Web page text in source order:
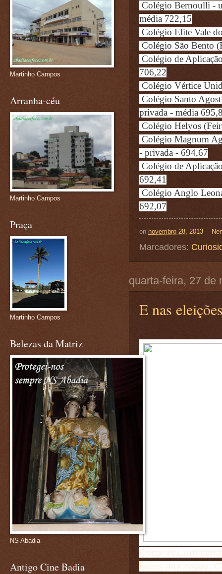
Colégio Bernoulli -
média 722,15
Colégio Elite Vale
Colégio São Bento
Colégio de
706,22
Colégio Vértice
Colégio Santo
privada - média
Colégio Helyos
Colégio Magnum
- privada - 694,67
Colégio de
692,41
Colégio Anglo
692,07
on novembro 28, 2013
Marcadores:
quarta-feira, 27 de
E nas
Certa vez um
lados das roças.
Martinho Campos
Arranha-céu
Martinho Campos
Praça
Martinho Campos
Belezas da Matriz
NS Abadia
Antigo Cine Badia